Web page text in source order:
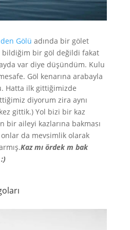
Gölü adında bir gölet
bildiğim bir göl değildi fakat
var diye düşündüm. Kulu
Göl kenarına arabayla
Hatta ilk gittiğimizde
diyorum zira aynı
gittik.) Yol bizi bir kaz
bir aileyi kazlarına bakması
da mevsimlik olarak
Kaz mı ördek m bak